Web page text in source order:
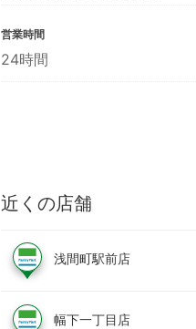
営業時間
24時間
近くの店舗
浅間町駅前店
幅下一丁目店